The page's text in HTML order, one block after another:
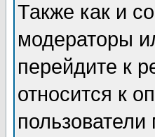
Также как и
модераторы
перейдите к
относится к